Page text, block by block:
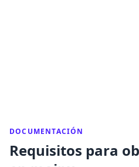
DOCUMENTACIÓN
Requisitos para